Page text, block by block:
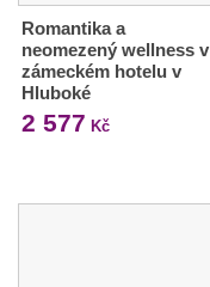
Romantika a
neomezený wellness v
zámeckém hotelu v
Hluboké
2 577 Kč